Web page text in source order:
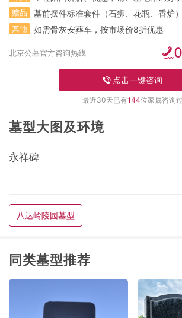
赠品 墓前摆件标准套件（石狮、花瓶、香炉）
其他 如需骨灰安葬车，按市场价8折优惠
北京公墓官方咨询热线
点击一键咨询
最近30天已有144位家属咨询过
墓型大图及环境
永祥碑
八达岭陵园墓型
同类墓型推荐